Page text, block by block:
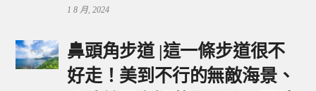
1 8 月, 2024
鼻頭角步道 |這一條步道很不
好走！美到不行的無敵海景、